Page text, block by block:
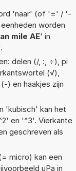
'naar' (of '=' / '-
worden
mile AE' in
delen (/, :, ÷), pi
(√),
) en haakjes zijn
'kubisch' kan het
en '^3'. Vierkante
geschreven als
micro) kan een
uPa in